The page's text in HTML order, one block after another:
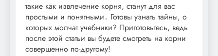
такие как извлечение корня, станут для вас
простыми и понятными․ Готовы узнать тайны, о
которых молчат учебники? Приготовьтесь, ведь
после этой статьи вы будете смотреть на корни
совершенно по-другому!